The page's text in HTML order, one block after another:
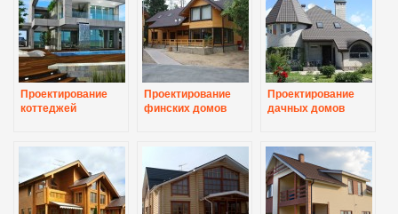
Проектирование
коттеджей
Проектирование
финских домов
Проектирование
дачных домов